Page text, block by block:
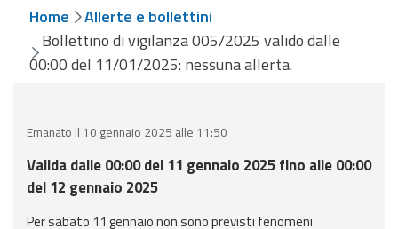
Dati osservati
Radar meteo
Strumenti
Operativi
Home
Allerte e bollettini
Bollettino di vigilanza 005/2025 valido dalle
00:00 del 11/01/2025: nessuna allerta.
Emanato il 10 gennaio 2025 alle 11:50
Valida dalle 00:00 del 11 gennaio 2025 fino alle 00:00
del 12 gennaio 2025
Per sabato 11 gennaio non sono previsti fenomeni